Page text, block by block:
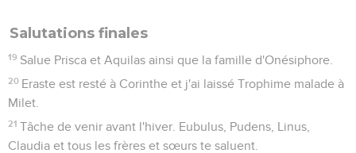
Salutations finales
19 Salue Prisca et Aquilas ainsi que la famille d'Onésiphore.
20 Eraste est resté à Corinthe et j'ai laissé Trophime malade à
Milet.
21 Tâche de venir avant l'hiver. Eubulus, Pudens, Linus,
Claudia et tous les frères et sœurs te saluent.